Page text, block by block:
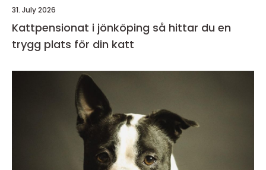
31. July 2026
Kattpensionat i jönköping så hittar du en
trygg plats för din katt